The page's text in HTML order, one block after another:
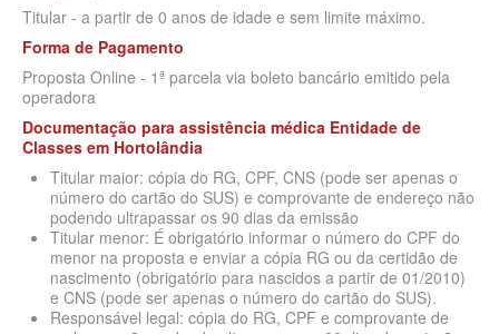
TOTAL MEDCARE PLANO DE SAÚDE EMPRESARIAL
TRASMONTANO PLANO DE SAÚDE EMPRESARIAL
UNIHOSP PLANO DE SAÚDE EMPRESARIAL
UNIMED CENTRAL PLANO DE SAÚDE EMPRESARIAL
UNIMED GUARULHOS PLANO DE SAÚDE EMPRESARIAL
ÚNICA PLANO DE SAÚDE EMPRESARIAL
GARANTIA GS PLANO INDIVIDUAL
GNDI PLANO DE SAÚDE INDIVIDUAL
INTERCLINICAS PLANO DE SAÚDE INDIVIDUAL
KIPP PLANO DE SAÚDE INDIVIDUAL
MEDICAL HEALTH PLANO DE SAÚDE INDIVIDUAL
MED TOUR PLANO DE SAÚDE INDIVIDUAL
PLENA PLANO DE SAÚDE INDIVIDUAL
Titular - a partir de 0 anos de idade e sem limite máximo.
Forma de Pagamento
Proposta Online - 1ª parcela via boleto bancário emitido pela
operadora
Documentação para assistência médica Entidade de
Classes em Hortolândia
Titular maior: cópia do RG, CPF, CNS (pode ser apenas o
número do cartão do SUS) e comprovante de endereço não
podendo ultrapassar os 90 dias da emissão
Titular menor: É obrigatório informar o número do CPF do
menor na proposta e enviar a cópia RG ou da certidão de
nascimento (obrigatório para nascidos a partir de 01/2010)
e CNS (pode ser apenas o número do cartão do SUS).
Responsável legal: cópia do RG, CPF e comprovante de